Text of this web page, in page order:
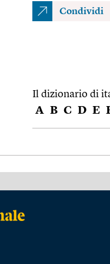
Condividi
Il dizionario di
A B C D E